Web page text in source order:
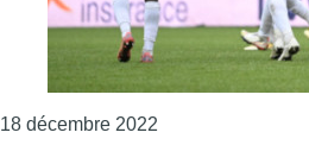
18 décembre 2022